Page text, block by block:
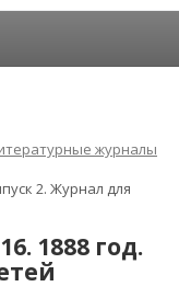
журналы
2. Журнал для
1888 год.